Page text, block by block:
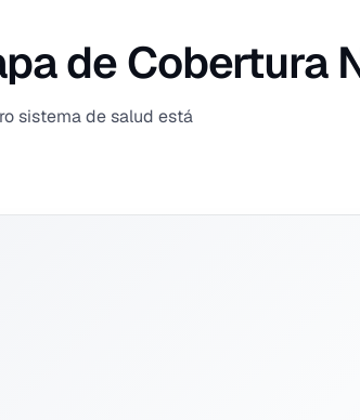
de Cobertura
sistema de salud está